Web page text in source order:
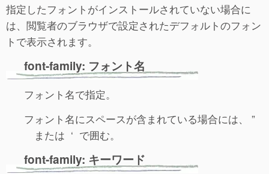
指定したフォントがインストールされていない場合に
は、閲覧者のブラウザで設定されたデフォルトのフォン
トで表示されます。
font-family: フォント名
フォント名で指定。
フォント名にスペースが含まれている場合には、 ”
または ‘ で囲む。
font-family: キーワード